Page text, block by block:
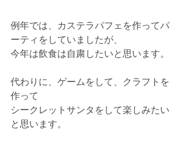
例年では、カステラパフェを作ってパ
ーティをしていましたが、
今年は飲食は自粛したいと思います。
代わりに、ゲームをして、クラフトを
作って
シークレットサンタをして楽しみたい
と思います。